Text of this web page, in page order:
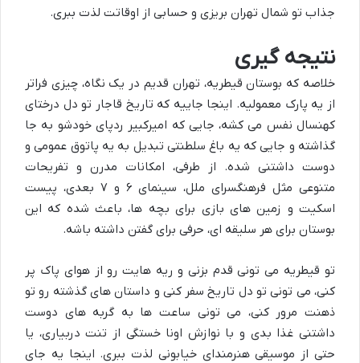
جذاب تو شمال تهران بریزی و حسابی از اوقاتت لذت ببری.
نتیجه گیری
خلاصه که بوستان قیطریه، تهران قدیم در یک نگاه، چیزی فراتر
از یه پارک معمولیه. اینجا جاییه که تاریخ قاجار تو دل درختای
کهنسال نفس می کشه، جایی که امیرکبیر ردپای خودشو به جا
گذاشته و جایی که یه باغ سلطنتی تبدیل به یه پاتوق عمومی و
دوست داشتنی شده. از طرفی، امکانات مدرن و تفریحات
متنوعی مثل فرهنگسرای ملل، سینمای ۶ و ۷ بعدی، پیست
اسکیت و زمین های بازی برای بچه ها، باعث شده که این
بوستان برای هر سلیقه ای، حرفی برای گفتن داشته باشه.
تو قیطریه می تونی قدم بزنی و ریه هایت رو از هوای پاک پر
کنی، می تونی تو دل تاریخ سفر کنی و داستان های گذشته رو تو
ذهنت مرور کنی، می تونی ساعت ها به گربه های دوست
داشتنی غذا بدی و با نوازش اونا خستگی از تنت دربیاری، یا
حتی از موسیقی هنرمندای خیابونی لذت ببری. اینجا یه جای